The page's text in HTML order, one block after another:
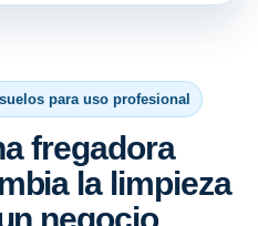
para uso profesional
fregadora
la limpieza